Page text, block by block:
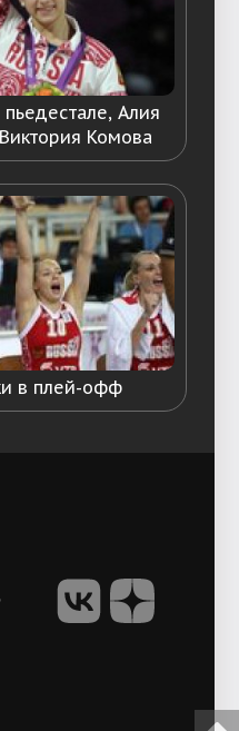
Алия
Комова
в плей-офф